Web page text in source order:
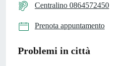
Centralino 0864572450
Prenota appuntamento
Problemi in città